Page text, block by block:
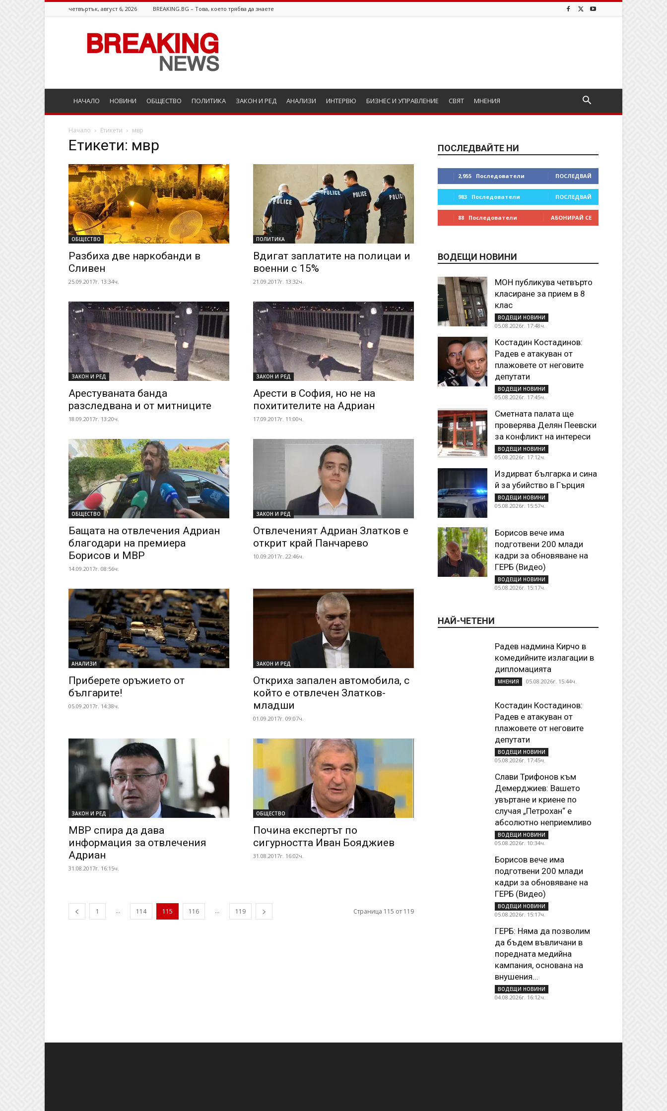
четвъртък, август 6, 2026 BREAKING.BG – Това, което трябва да знаете
Breaking.bg
НАЧАЛО НОВИНИ ОБЩЕСТВО ПОЛИТИКА ЗАКОН И РЕД АНАЛИЗИ ИНТЕРВЮ БИЗНЕС И УПРАВЛЕНИЕ СВЯТ МНЕНИЯ
Начало Етикети мвр
Етикети: мвр
ОБЩЕСТВО
Разбиха две наркобанди в
Сливен
25.09.2017г. 13:34ч.
ПОЛИТИКА
Вдигат заплатите на полицаи и
военни с 15%
21.09.2017г. 13:32ч.
ЗАКОН И РЕД
Арестуваната банда
разследвана и от митниците
18.09.2017г. 13:20ч.
ЗАКОН И РЕД
Арести в София, но не на
похитителите на Адриан
17.09.2017г. 11:00ч.
ОБЩЕСТВО
Бащата на отвлечения Адриан
благодари на премиера
Борисов и МВР
14.09.2017г. 08:56ч.
ЗАКОН И РЕД
Отвлеченият Адриан Златков е
открит край Панчарево
10.09.2017г. 22:46ч.
АНАЛИЗИ
Приберете оръжието от
българите!
05.09.2017г. 14:38ч.
ЗАКОН И РЕД
Откриха запален автомобила, с
който е отвлечен Златков-
младши
01.09.2017г. 09:07ч.
ЗАКОН И РЕД
МВР спира да дава
информация за отвлечения
Адриан
31.08.2017г. 16:15ч.
ОБЩЕСТВО
Почина експертът по
сигурността Иван Бояджиев
31.08.2017г. 16:02ч.
1 ... 114 115 116 ... 119 Страница 115 от 119
ПОСЛЕДВАЙТЕ НИ
2,955 Последователи ПОСЛЕДВАЙ
983 Последователи ПОСЛЕДВАЙ
88 Последователи АБОНИРАЙ СЕ
ВОДЕЩИ НОВИНИ
МОН публикува четвърто
класиране за прием в 8
клас
ВОДЕЩИ НОВИНИ
05.08.2026г. 17:48ч.
Костадин Костадинов:
Радев е атакуван от
плажoвете от неговите
депутати
ВОДЕЩИ НОВИНИ
05.08.2026г. 17:45ч.
Сметната палата ще
проверява Делян Пеевски
за конфликт на интереси
ВОДЕЩИ НОВИНИ
05.08.2026г. 17:12ч.
Издирват българка и сина
й за убийство в Гърция
ВОДЕЩИ НОВИНИ
05.08.2026г. 15:57ч.
Борисов вече има
подготвени 200 млади
кадри за обновяване на
ГЕРБ (Видео)
ВОДЕЩИ НОВИНИ
05.08.2026г. 15:17ч.
НАЙ-ЧЕТЕНИ
Радев надмина Кирчо в
комедийните излагации в
дипломацията
МНЕНИЯ 05.08.2026г. 15:44ч.
Костадин Костадинов:
Радев е атакуван от
плажoвете от неговите
депутати
ВОДЕЩИ НОВИНИ
05.08.2026г. 17:45ч.
Слави Трифонов към
Демерджиев: Вашето
увъртане и криене по
случая „Петрохан“ е
абсолютно неприемливо
ВОДЕЩИ НОВИНИ
05.08.2026г. 10:34ч.
Борисов вече има
подготвени 200 млади
кадри за обновяване на
ГЕРБ (Видео)
ВОДЕЩИ НОВИНИ
05.08.2026г. 15:17ч.
ГЕРБ: Няма да позволим
да бъдем въвличани в
поредната медийна
кампания, основана на
внушения...
ВОДЕЩИ НОВИНИ
04.08.2026г. 16:12ч.